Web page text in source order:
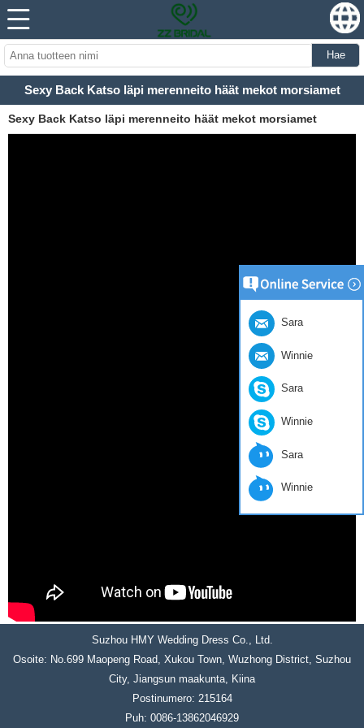
Hae
Sexy Back Katso läpi merenneito häät mekot morsiamet
Sexy Back Katso läpi merenneito häät mekot morsiamet
Suzhou HMY Wedding Dress Co., Ltd.
Osoite: No.699 Maopeng Road, Xukou Town, Wuzhong District, Suzhou
City, Jiangsun maakunta, Kiina
Postinumero: 215164
Puh: 0086-13862046929
Sara
Winnie
Sara
Winnie
Sara
Winnie